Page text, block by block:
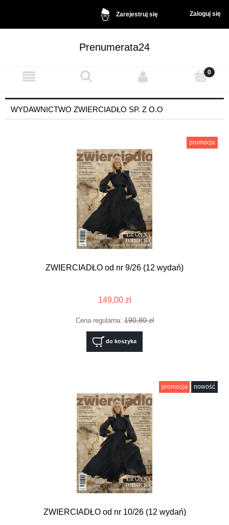
Zarejestruj się Zaloguj się
Prenumerata24
WYDAWNICTWO ZWIERCIADŁO SP. Z O.O
ZWIERCIADŁO od nr 9/26 (12 wydań)
149,00 zł
Cena regularna:190,80 zł
do koszyka
promocja
ZWIERCIADŁO od nr 10/26 (12 wydań)
promocja nowość